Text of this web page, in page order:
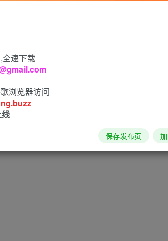
全速下载
浏览器访问
保存发布页